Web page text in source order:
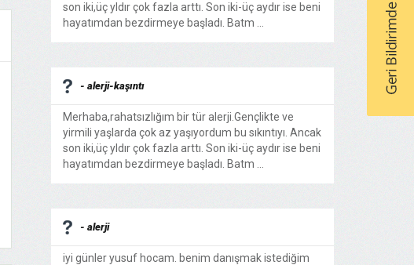
son iki,üç yldır çok fazla arttı. Son iki-üç aydır ise beni
hayatımdan bezdirmeye başladı. Batm ...
- alerji-kaşıntı
Merhaba,rahatsızlığım bir tür alerji.Gençlikte ve
yirmili yaşlarda çok az yaşıyordum bu sıkıntıyı. Ancak
son iki,üç yldır çok fazla arttı. Son iki-üç aydır ise beni
hayatımdan bezdirmeye başladı. Batm ...
- alerji
iyi günler yusuf hocam. benim danışmak istediğim